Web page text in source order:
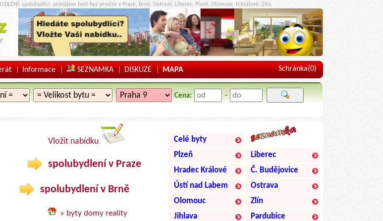
spolubydlící, pronájem bytů bez provize v Praze, Brně, Ostravě, Liberec, Plzeň, Olomouc, H.Králové, Zlín.
| Informace | SEZNAMKA | DISKUZE | MAPA Schránka(0)
Cena: -
Vložit nabídku
spolubydlení v Praze
spolubydlení v Brně
» byty domy reality
Celé byty
Plzeň
Liberec
Hradec Králové
Č. Budějovice
Ústí nad Labem
Ostrava
Olomouc
Zlín
Jihlava
Pardubice